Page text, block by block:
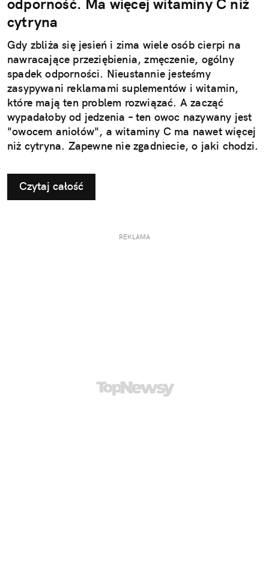
odporność. Ma więcej witaminy C niż
cytryna
Gdy zbliża się jesień i zima wiele osób cierpi na
nawracające przeziębienia, zmęczenie, ogólny
spadek odporności. Nieustannie jesteśmy
zasypywani reklamami suplementów i witamin,
które mają ten problem rozwiązać. A zacząć
wypadałoby od jedzenia – ten owoc nazywany jest
"owocem aniołów", a witaminy C ma nawet więcej
niż cytryna. Zapewne nie zgadniecie, o jaki chodzi.
Czytaj całość
REKLAMA